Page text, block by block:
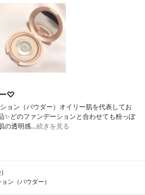
♡
ョン（パウダー）オイリー肌を代表してお
✨どのファンデーションと合わせても粉っぽ
の透明感…続きを見る
ン（パウダー）